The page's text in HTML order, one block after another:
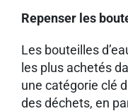
Repenser les
Les bouteilles
les plus achetés
une catégorie clé
des déchets, en